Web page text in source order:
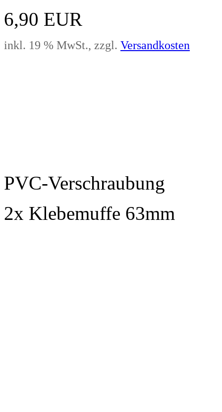
6,90 EUR
inkl. 19 % MwSt., zzgl. Versandkosten
PVC-Verschraubung
2x Klebemuffe 63mm